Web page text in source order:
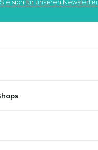
sich für unseren